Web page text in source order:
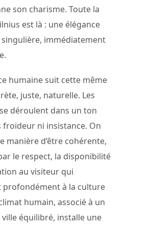
son charisme. Toute la
est là : une élégance
immédiatement
humaine suit cette même
juste, naturelle. Les
déroulent dans un ton
froideur ni insistance. On
manière d’être cohérente,
le respect, la disponibilité
au visiteur qui
profondément à la culture
humain, associé à un
équilibré, installe une